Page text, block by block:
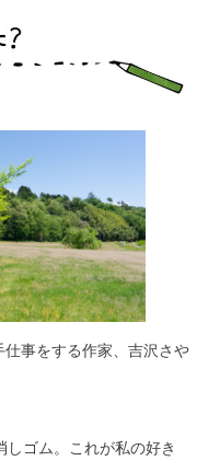
仕事をする作家、吉沢さや
ゴム。これが私の好き